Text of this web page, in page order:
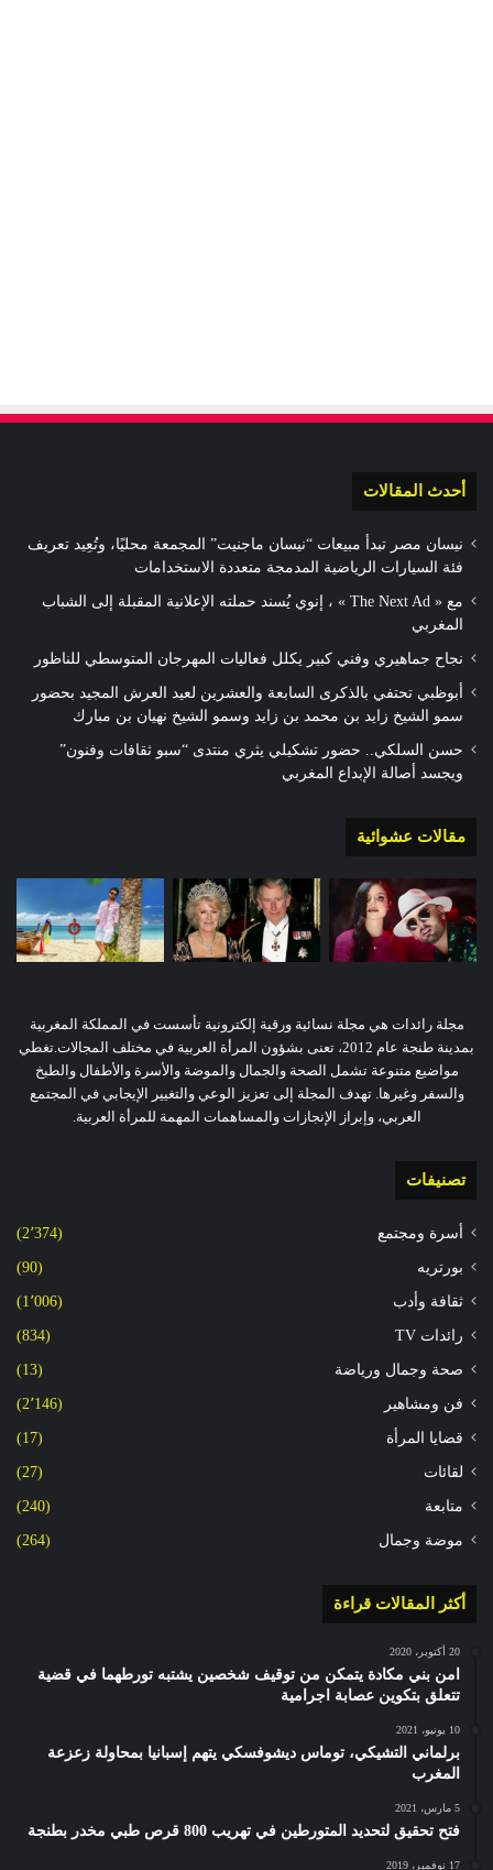
أحدث المقالات
نيسان مصر تبدأ مبيعات “نيسان ماجنيت” المجمعة محليًا، وتُعِيد تعريف
فئة السيارات الرياضية المدمجة متعددة الاستخدامات
مع « The Next Ad » ، إنوي يُسند حملته الإعلانية المقبلة إلى الشباب
المغربي
نجاح جماهيري وفني كبير يكلل فعاليات المهرجان المتوسطي للناظور
أبوظبي تحتفي بالذكرى السابعة والعشرين لعيد العرش المجيد بحضور
سمو الشيخ زايد بن محمد بن زايد وسمو الشيخ نهيان بن مبارك
حسن السلكي.. حضور تشكيلي يثري منتدى “سبو ثقافات وفنون”
ويجسد أصالة الإبداع المغربي
مقالات عشوائية
مجلة رائدات هي مجلة نسائية ورقية إلكترونية تأسست في المملكة المغربية
بمدينة طنجة عام 2012، تعنى بشؤون المرأة العربية في مختلف المجالات.تغطي
مواضيع متنوعة تشمل الصحة والجمال والموضة والأسرة والأطفال والطبخ
والسفر وغيرها. تهدف المجلة إلى تعزيز الوعي والتغيير الإيجابي في المجتمع
العربي، وإبراز الإنجازات والمساهمات المهمة للمرأة العربية.
تصنيفات
أسرة ومجتمع (2٬374)
بورتريه (90)
ثقافة وأدب (1٬006)
رائدات TV (834)
صحة وجمال ورياضة (13)
فن ومشاهير (2٬146)
قضايا المرأة (17)
لقائات (27)
متابعة (240)
موضة وجمال (264)
أكثر المقالات قراءة
20 أكتوبر، 2020
امن بني مكادة يتمكن من توقيف شخصين يشتبه تورطهما في قضية
تتعلق بتكوين عصابة اجرامية
10 يونيو، 2021
برلماني التشيكي، توماس ديشوفسكي يتهم إسبانيا بمحاولة زعزعة
المغرب
5 مارس، 2021
فتح تحقيق لتحديد المتورطين في تهريب 800 قرص طبي مخدر بطنجة
17 نوفمبر، 2019